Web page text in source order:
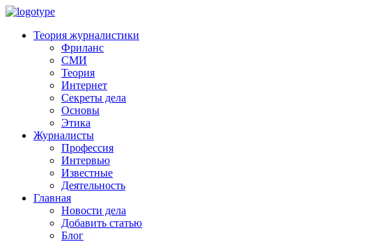
Теория журналистики
Фриланс
СМИ
Теория
Интернет
Секреты дела
Основы
Этика
Журналисты
Профессия
Интервью
Известные
Деятельность
Главная
Новости дела
Добавить статью
Блог